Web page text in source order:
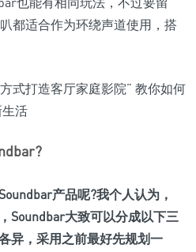
都适合作为环绕声道使用，搭
产品呢?我个人认为，
Soundbar大致可以分成以下三
异，采用之前最好先规划一